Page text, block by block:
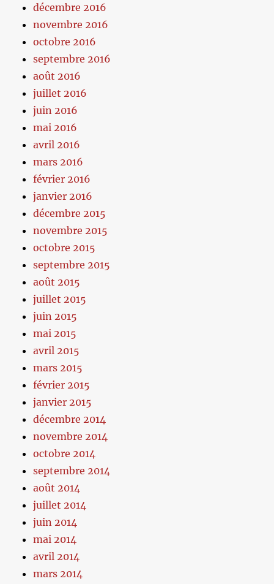
décembre 2016
novembre 2016
octobre 2016
septembre 2016
août 2016
juillet 2016
juin 2016
mai 2016
avril 2016
mars 2016
février 2016
janvier 2016
décembre 2015
novembre 2015
octobre 2015
septembre 2015
août 2015
juillet 2015
juin 2015
mai 2015
avril 2015
mars 2015
février 2015
janvier 2015
décembre 2014
novembre 2014
octobre 2014
septembre 2014
août 2014
juillet 2014
juin 2014
mai 2014
avril 2014
mars 2014